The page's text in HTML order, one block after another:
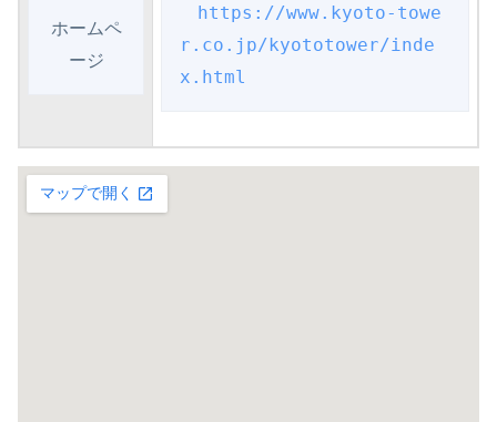
ホームペ
ージ
https://www.kyoto-towe
r.co.jp/kyototower/inde
x.html